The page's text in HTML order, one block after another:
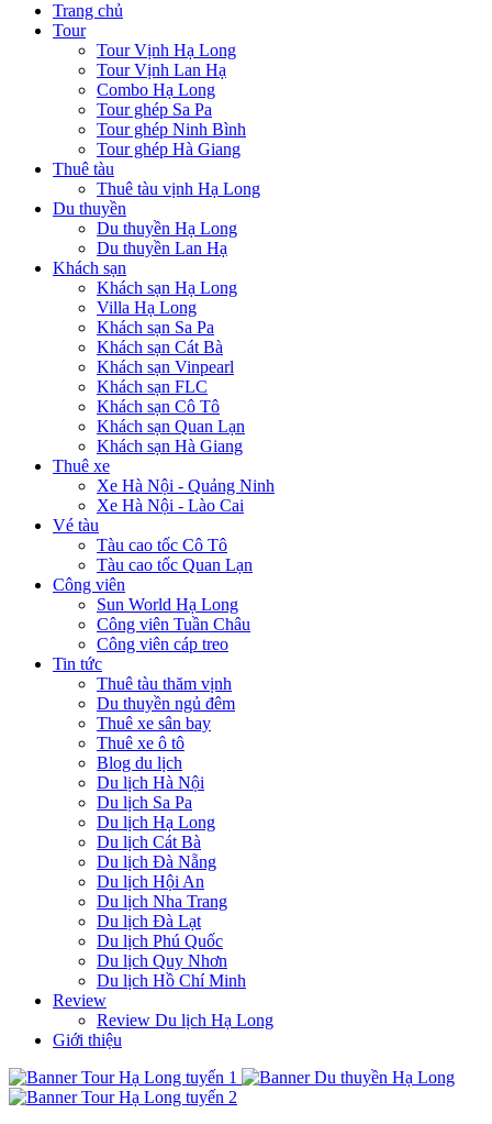
Trang chủ
Tour
Tour Vịnh Hạ Long
Tour Vịnh Lan Hạ
Combo Hạ Long
Tour ghép Sa Pa
Tour ghép Ninh Bình
Tour ghép Hà Giang
Thuê tàu
Thuê tàu vịnh Hạ Long
Du thuyền
Du thuyền Hạ Long
Du thuyền Lan Hạ
Khách sạn
Khách sạn Hạ Long
Villa Hạ Long
Khách sạn Sa Pa
Khách sạn Cát Bà
Khách sạn Vinpearl
Khách sạn FLC
Khách sạn Cô Tô
Khách sạn Quan Lạn
Khách sạn Hà Giang
Thuê xe
Xe Hà Nội - Quảng Ninh
Xe Hà Nội - Lào Cai
Vé tàu
Tàu cao tốc Cô Tô
Tàu cao tốc Quan Lạn
Công viên
Sun World Hạ Long
Công viên Tuần Châu
Công viên cáp treo
Tin tức
Thuê tàu thăm vịnh
Du thuyền ngủ đêm
Thuê xe sân bay
Thuê xe ô tô
Blog du lịch
Du lịch Hà Nội
Du lịch Sa Pa
Du lịch Hạ Long
Du lịch Cát Bà
Du lịch Đà Nẵng
Du lịch Hội An
Du lịch Nha Trang
Du lịch Đà Lạt
Du lịch Phú Quốc
Du lịch Quy Nhơn
Du lịch Hồ Chí Minh
Review
Review Du lịch Hạ Long
Giới thiệu